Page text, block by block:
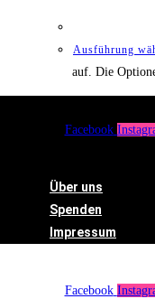
Ausführung
auf. Die
Facebook
Über uns
Spenden
Impressum
Facebook